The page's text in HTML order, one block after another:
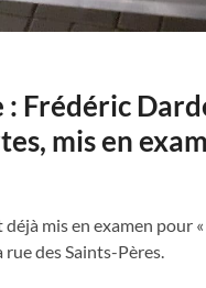
: Frédéric
mis en
mis en examen pour
des Saints-Pères.